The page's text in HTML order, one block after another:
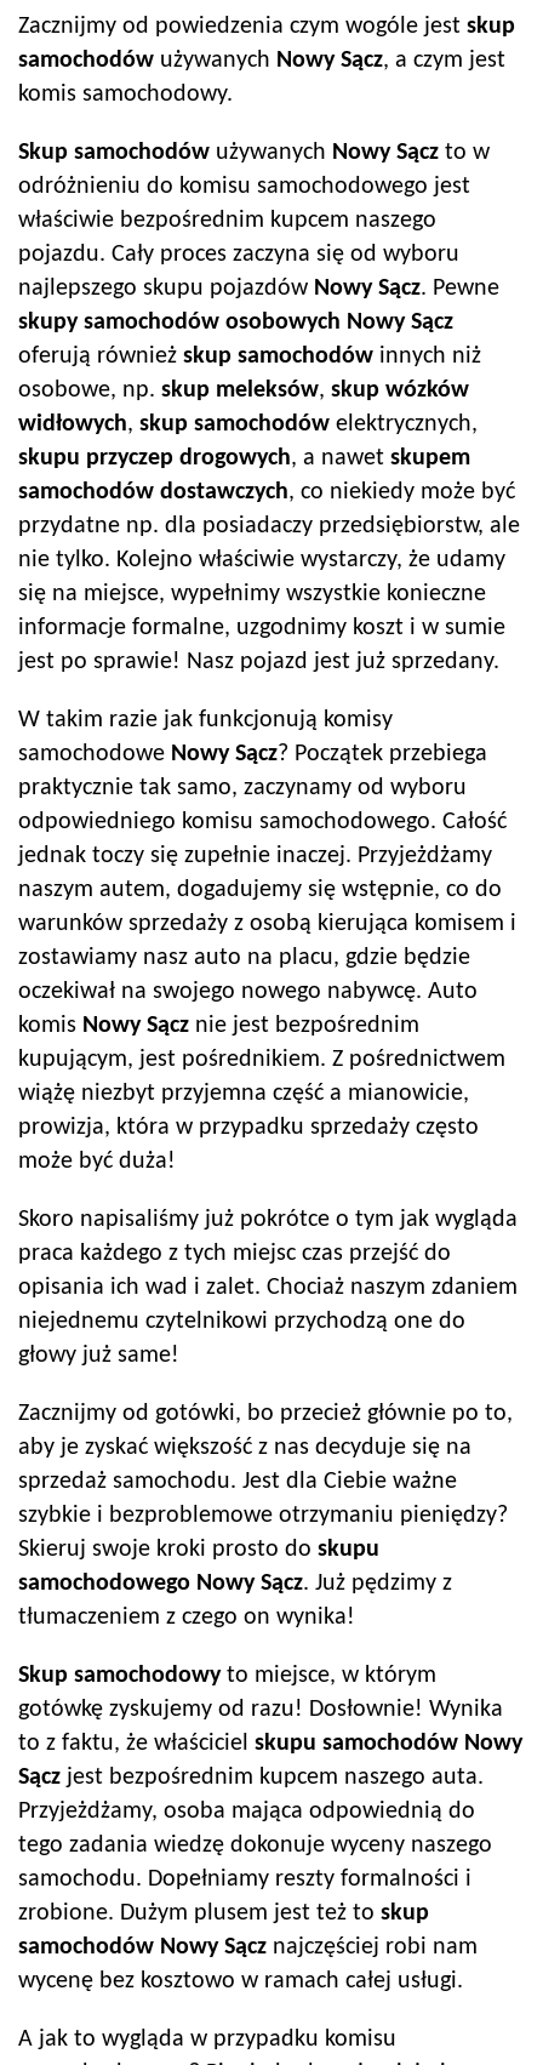
Zacznijmy od powiedzenia czym wogóle jest skup
samochodów używanych Nowy Sącz, a czym jest
komis samochodowy.
Skup samochodów używanych Nowy Sącz to w
odróżnieniu do komisu samochodowego jest
właściwie bezpośrednim kupcem naszego
pojazdu. Cały proces zaczyna się od wyboru
najlepszego skupu pojazdów Nowy Sącz. Pewne
skupy samochodów osobowych Nowy Sącz
oferują również skup samochodów innych niż
osobowe, np. skup meleksów, skup wózków
widłowych, skup samochodów elektrycznych,
skupu przyczep drogowych, a nawet skupem
samochodów dostawczych, co niekiedy może być
przydatne np. dla posiadaczy przedsiębiorstw, ale
nie tylko. Kolejno właściwie wystarczy, że udamy
się na miejsce, wypełnimy wszystkie konieczne
informacje formalne, uzgodnimy koszt i w sumie
jest po sprawie! Nasz pojazd jest już sprzedany.
W takim razie jak funkcjonują komisy
samochodowe Nowy Sącz? Początek przebiega
praktycznie tak samo, zaczynamy od wyboru
odpowiedniego komisu samochodowego. Całość
jednak toczy się zupełnie inaczej. Przyjeżdżamy
naszym autem, dogadujemy się wstępnie, co do
warunków sprzedaży z osobą kierująca komisem i
zostawiamy nasz auto na placu, gdzie będzie
oczekiwał na swojego nowego nabywcę. Auto
komis Nowy Sącz nie jest bezpośrednim
kupującym, jest pośrednikiem. Z pośrednictwem
wiążę niezbyt przyjemna część a mianowicie,
prowizja, która w przypadku sprzedaży często
może być duża!
Skoro napisaliśmy już pokrótce o tym jak wygląda
praca każdego z tych miejsc czas przejść do
opisania ich wad i zalet. Chociaż naszym zdaniem
niejednemu czytelnikowi przychodzą one do
głowy już same!
Zacznijmy od gotówki, bo przecież głównie po to,
aby je zyskać większość z nas decyduje się na
sprzedaż samochodu. Jest dla Ciebie ważne
szybkie i bezproblemowe otrzymaniu pieniędzy?
Skieruj swoje kroki prosto do skupu
samochodowego Nowy Sącz. Już pędzimy z
tłumaczeniem z czego on wynika!
Skup samochodowyto miejsce, w którym
gotówkę zyskujemy od razu! Dosłownie! Wynika
to z faktu, że właściciel skupu samochodów Nowy
Sącz jest bezpośrednim kupcem naszego auta.
Przyjeżdżamy, osoba mająca odpowiednią do
tego zadania wiedzę dokonuje wyceny naszego
samochodu. Dopełniamy reszty formalności i
zrobione. Dużym plusem jest też to skup
samochodów Nowy Sącz najczęściej robi nam
wycenę bez kosztowo w ramach całej usługi.
A jak to wygląda w przypadku komisu